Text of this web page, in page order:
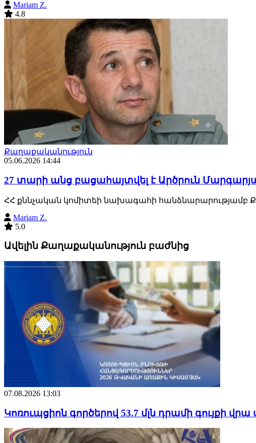
Mariam Z.
4.8
Քաղաքականություն
05.06.2026 14:44
27 տարի անց բացահայտվել է Արծրուն
ՀՀ քննչական կոմիտեի նախագահի հանձնարարությամբ
Mariam Z.
5.0
Ավելին Քաղաքականություն բաժնից
07.08.2026 13:03
Կոռուպցիոն գործերով 53.7 մլն դրամի գույքի վրա